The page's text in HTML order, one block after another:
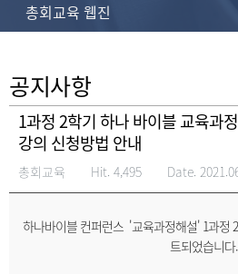
총회교육 웹진
공지사항
1과정 2학기 하나 바이블 교육과
강의 신청방법 안내
총회교육 Hit. 4,495 Date.
하나바이블 컨퍼런스 '교육과정해설' 1과정
트되었습니다.